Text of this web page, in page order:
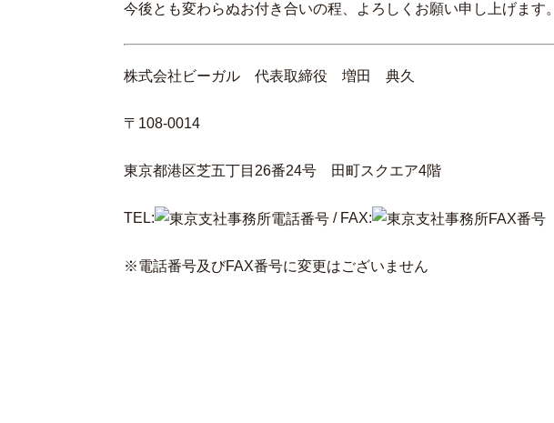
今後とも変わらぬお付き合いの程、よろしくお願い申し上げます。
株式会社ビーガル 代表取締役 増田 典久
〒108-0014
東京都港区芝五丁目26番24号 田町スクエア4階
TEL: / FAX:
※電話番号及びFAX番号に変更はございません